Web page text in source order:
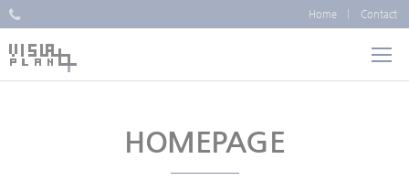
Home Contact
HOMEPAGE